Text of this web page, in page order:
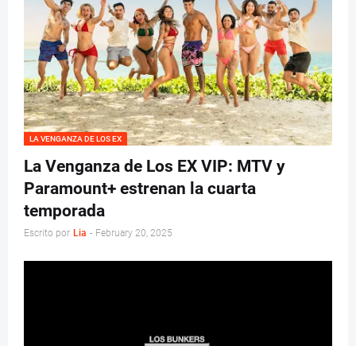
LA VENGANZA DE LOS EX
La Venganza de Los EX VIP: MTV y
Paramount+ estrenan la cuarta
temporada
Escrito por Lia - February 20, 2025